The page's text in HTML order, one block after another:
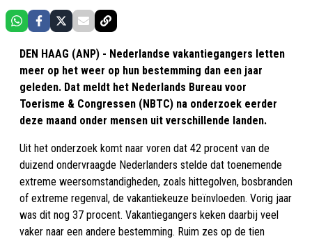
DEN HAAG (ANP) - Nederlandse vakantiegangers letten
meer op het weer op hun bestemming dan een jaar
geleden. Dat meldt het Nederlands Bureau voor
Toerisme & Congressen (NBTC) na onderzoek eerder
deze maand onder mensen uit verschillende landen.
Uit het onderzoek komt naar voren dat 42 procent van de
duizend ondervraagde Nederlanders stelde dat toenemende
extreme weersomstandigheden, zoals hittegolven, bosbranden
of extreme regenval, de vakantiekeuze beïnvloeden. Vorig jaar
was dit nog 37 procent. Vakantiegangers keken daarbij veel
vaker naar een andere bestemming. Ruim zes op de tien